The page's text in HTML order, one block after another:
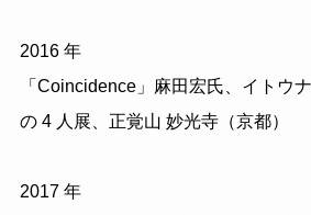
2016 年
「Coincidence」麻田宏氏、イトウ
の 4 人展、正覚山 妙光寺（京都）
2017 年